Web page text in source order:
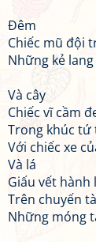
Đêm
Chiếc mũ đội
Những kẻ
Và cây
Chiếc vĩ cầm
Trong khúc tứ
Với chiếc xe
Và lá
Giấu vết hành
Trên chuyến
Những móng